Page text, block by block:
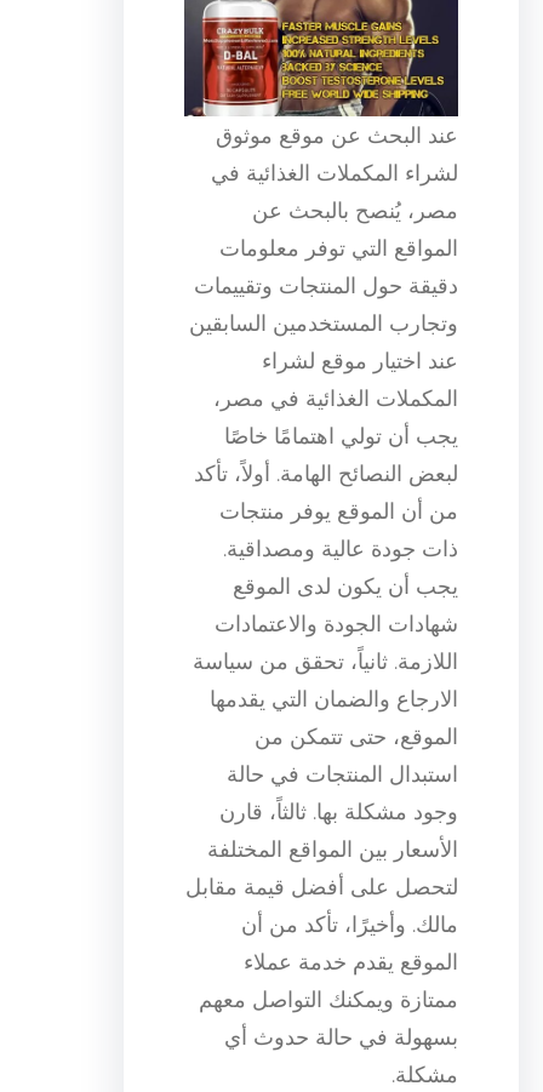
عند البحث عن موقع موثوق
لشراء المكملات الغذائية في
مصر، يُنصح بالبحث عن
المواقع التي توفر معلومات
دقيقة حول المنتجات وتقييمات
وتجارب المستخدمين السابقين
عند اختيار موقع لشراء
المكملات الغذائية في مصر،
يجب أن تولي اهتمامًا خاصًا
لبعض النصائح الهامة. أولاً، تأكد
من أن الموقع يوفر منتجات
ذات جودة عالية ومصداقية.
يجب أن يكون لدى الموقع
شهادات الجودة والاعتمادات
اللازمة. ثانياً، تحقق من سياسة
الارجاع والضمان التي يقدمها
الموقع، حتى تتمكن من
استبدال المنتجات في حالة
وجود مشكلة بها. ثالثاً، قارن
الأسعار بين المواقع المختلفة
لتحصل على أفضل قيمة مقابل
مالك. وأخيرًا، تأكد من أن
الموقع يقدم خدمة عملاء
ممتازة ويمكنك التواصل معهم
بسهولة في حالة حدوث أي
مشكلة.